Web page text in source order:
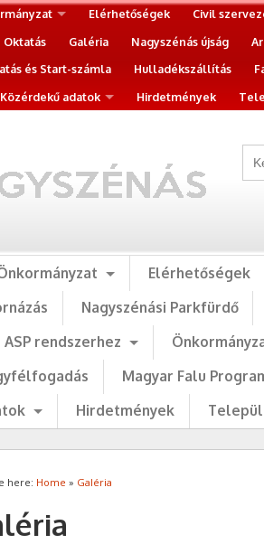
Elérhetőségek Civil
Oktatás Galéria Nagyszénás újság
és Start-számla
Hulladékszállítás
Közérdekű adatok Hirdetmények
Elérhetőségek
Nagyszénási Parkfürdő
rendszerhez
Magyar Falu
Hirdetmények
here: Home » Galéria